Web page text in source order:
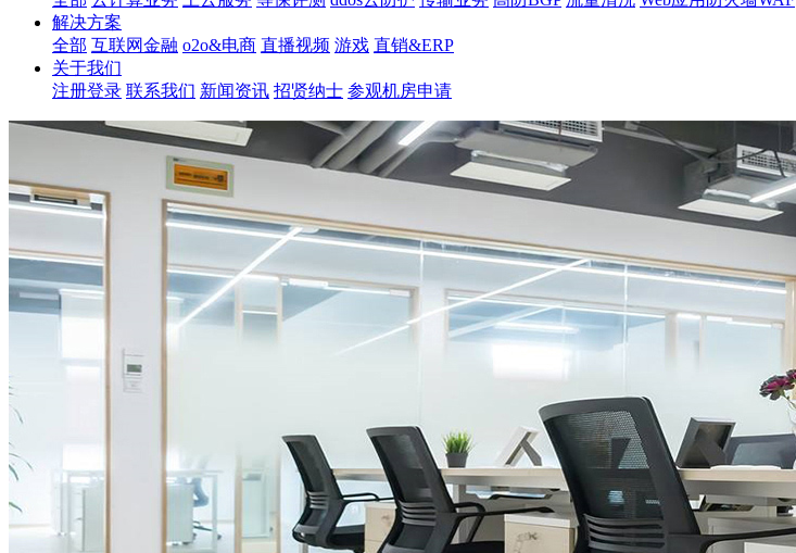
解决方案
全部 互联网金融 o2o&电商 直播视频 游戏 直销&ERP
关于我们
注册登录 联系我们 新闻资讯 招贤纳士 参观机房申请